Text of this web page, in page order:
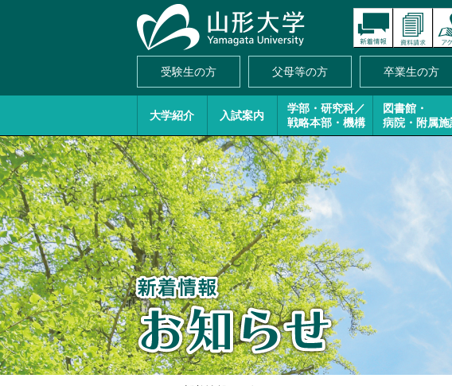
受験生の方 父母等の方 卒業生の方
大学紹介 入試案内
学部・研究科／
戦略本部・機構
図書館・
病院・附属施